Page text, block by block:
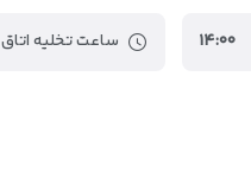
۱۴:۰۰ ساعت تخلیه اتاق